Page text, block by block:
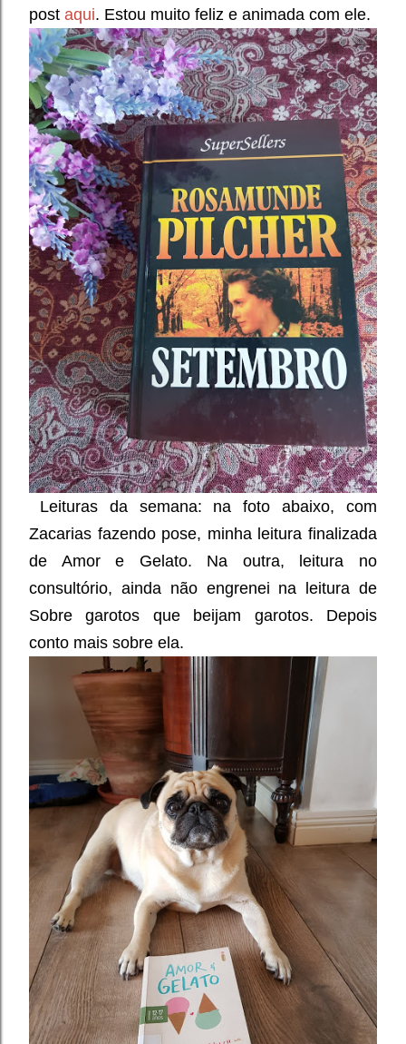
post aqui. Estou muito feliz e animada com ele.
Leituras da semana: na foto abaixo, com
Zacarias fazendo pose, minha leitura finalizada
de Amor e Gelato. Na outra, leitura no
consultório, ainda não engrenei na leitura de
Sobre garotos que beijam garotos. Depois
conto mais sobre ela.